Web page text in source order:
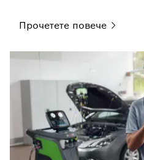
Прочетете повече